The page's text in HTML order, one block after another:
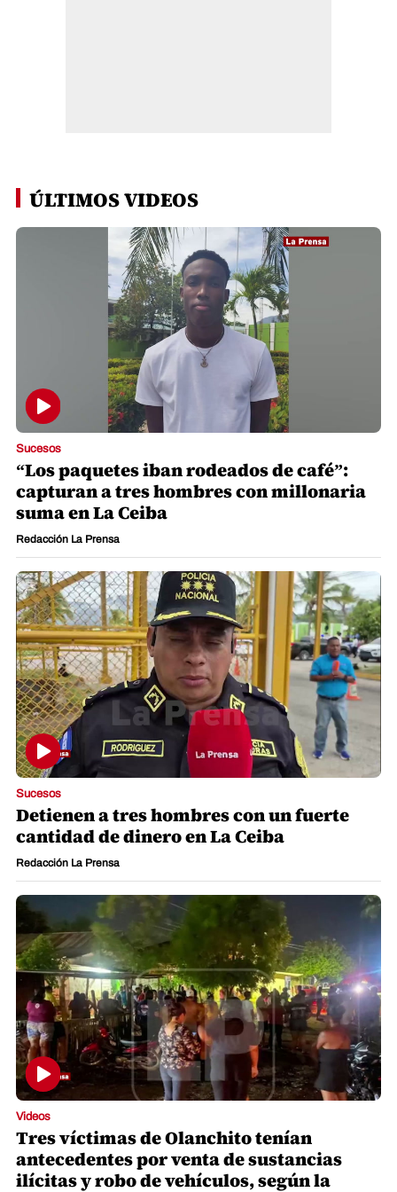
ÚLTIMOS VIDEOS
Sucesos
“Los paquetes iban rodeados de café”:
capturan a tres hombres con millonaria
suma en La Ceiba
Redacción La Prensa
Sucesos
Detienen a tres hombres con un fuerte
cantidad de dinero en La Ceiba
Redacción La Prensa
Videos
Tres víctimas de Olanchito tenían
antecedentes por venta de sustancias
ilícitas y robo de vehículos, según la